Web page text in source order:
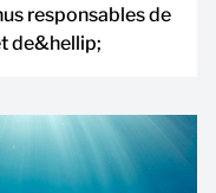
responsables de
de&hellip;